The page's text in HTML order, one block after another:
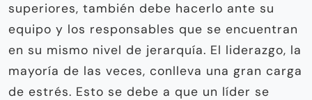
superiores, también debe hacerlo ante su
equipo y los responsables que se encuentran
en su mismo nivel de jerarquía. El liderazgo, la
mayoría de las veces, conlleva una gran carga
de estrés. Esto se debe a que un líder se